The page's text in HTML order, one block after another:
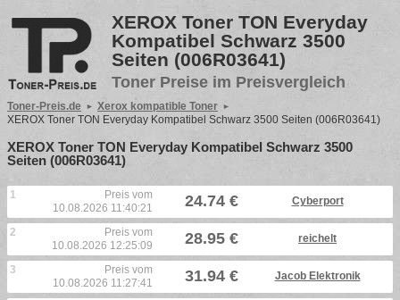
XEROX Toner TON Everyday
Kompatibel Schwarz 3500
Seiten (006R03641)
Toner Preise im Preisvergleich
Toner-Preis.de
Xerox kompatible Toner
XEROX Toner TON Everyday Kompatibel Schwarz 3500 Seiten (006R03641)
XEROX Toner TON Everyday Kompatibel Schwarz 3500
Seiten (006R03641)
1
Preis vom
10.08.2026 11:40:21
24.74 € Cyberport
2
Preis vom
10.08.2026 12:25:09
28.95 € reichelt
3
Preis vom
10.08.2026 11:27:41
31.94 € Jacob Elektronik